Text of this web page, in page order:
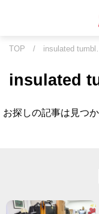
TOP / insulated
insulated
お探しの記事は見つ